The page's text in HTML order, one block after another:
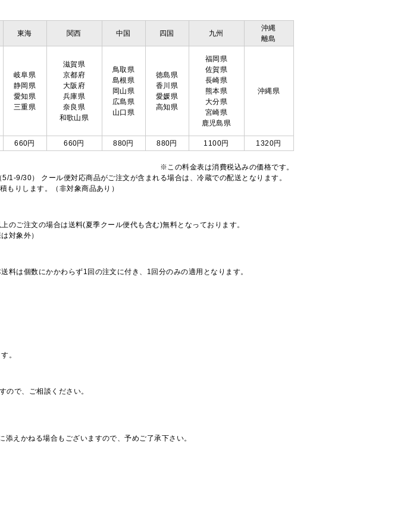
東海 関西 中国 四国 九州
沖縄
離島
岐阜県
静岡県
愛知県
三重県
滋賀県
京都府
大阪府
兵庫県
奈良県
和歌山県
鳥取県
島根県
岡山県
広島県
山口県
徳島県
香川県
愛媛県
高知県
福岡県
佐賀県
長崎県
熊本県
大分県
宮崎県
鹿児島県
沖縄県
660円 660円 880円 880円 1100円 1320円
※この料金表は消費税込みの価格です。
9/30） クール便対応商品がご注文が含まれる場合は、冷蔵での配送となります。
りします。（非対象商品あり）
ご注文の場合は送料(夏季クール便代も含む)無料となっております。
対象外）
料は個数にかかわらず1回の注文に付き、1回分のみの適用となります。
。
ので、ご相談ください。
えかねる場合もございますので、予めご了承下さい。